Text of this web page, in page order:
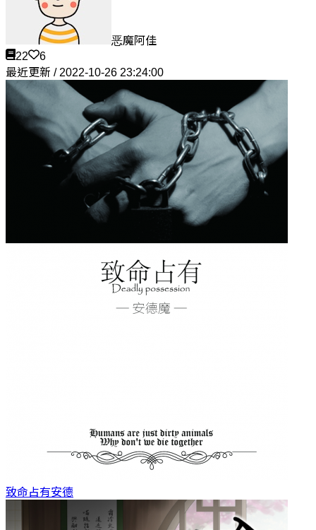
恶魔阿佳
22
6
最近更新 / 2022-10-26 23:24:00
致命占有安德